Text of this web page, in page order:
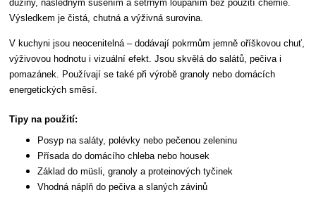
dužiny, následným sušením a šetrným loupáním bez použití chemie.
Výsledkem je čistá, chutná a výživná surovina.
V kuchyni jsou neocenitelná – dodávají pokrmům jemně oříškovou chuť,
výživovou hodnotu i vizuální efekt. Jsou skvělá do salátů, pečiva i
pomazánek. Používají se také při výrobě granoly nebo domácích
energetických směsí.
Tipy na použití:
Posyp na saláty, polévky nebo pečenou zeleninu
Přísada do domácího chleba nebo housek
Základ do müsli, granoly a proteinových tyčinek
Vhodná náplň do pečiva a slaných závinů